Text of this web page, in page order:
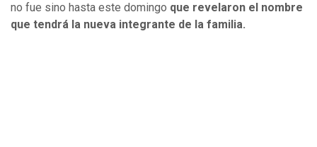
no fue sino hasta este domingo que revelaron el nombre
que tendrá la nueva integrante de la familia.